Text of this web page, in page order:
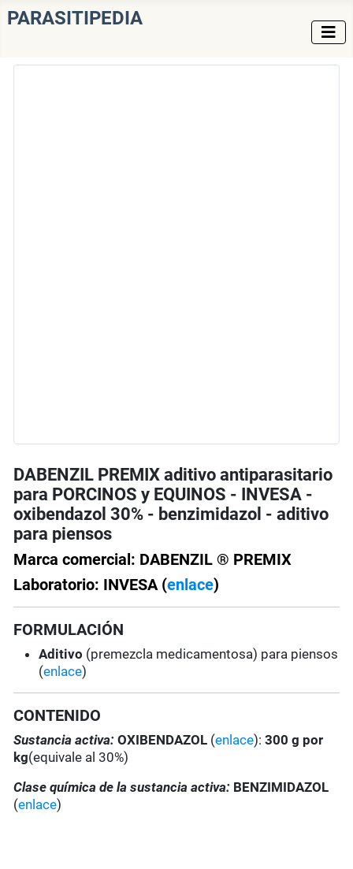
PARASITIPEDIA
DABENZIL PREMIX aditivo antiparasitario
para PORCINOS y EQUINOS - INVESA -
oxibendazol 30% - benzimidazol - aditivo
para piensos
Marca comercial: DABENZIL ® PREMIX
Laboratorio: INVESA (enlace)
FORMULACIÓN
Aditivo (premezcla medicamentosa) para piensos
(enlace)
CONTENIDO
Sustancia activa: OXIBENDAZOL (enlace): 300 g por
kg(equivale al 30%)
Clase química de la sustancia activa: BENZIMIDAZOL
(enlace)